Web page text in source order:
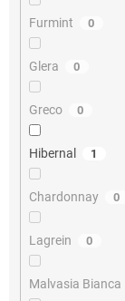
Furmint 0
Glera 0
Greco 0
Hibernal 1
Chardonnay 0
Lagrein 0
Malvasia Bianca